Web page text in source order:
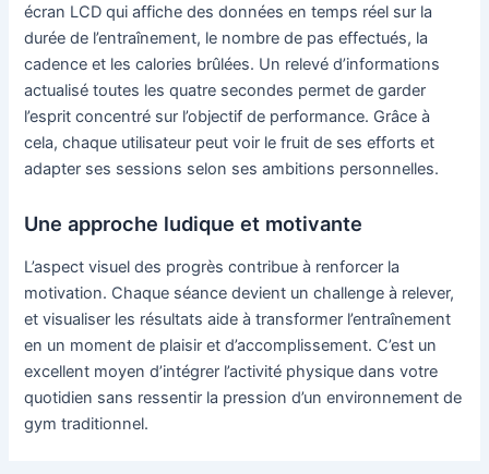
écran LCD qui affiche des données en temps réel sur la
durée de l’entraînement, le nombre de pas effectués, la
cadence et les calories brûlées. Un relevé d’informations
actualisé toutes les quatre secondes permet de garder
l’esprit concentré sur l’objectif de performance. Grâce à
cela, chaque utilisateur peut voir le fruit de ses efforts et
adapter ses sessions selon ses ambitions personnelles.
Une approche ludique et motivante
L’aspect visuel des progrès contribue à renforcer la
motivation. Chaque séance devient un challenge à relever,
et visualiser les résultats aide à transformer l’entraînement
en un moment de plaisir et d’accomplissement. C’est un
excellent moyen d’intégrer l’activité physique dans votre
quotidien sans ressentir la pression d’un environnement de
gym traditionnel.